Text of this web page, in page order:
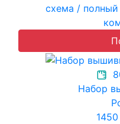
схема /
Набор